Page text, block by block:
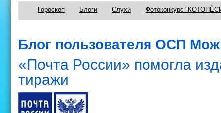
Гороскоп Блоги Слухи Фотоконкурс
Блог пользователя ОСП
«Почта России» помогла
тиражи